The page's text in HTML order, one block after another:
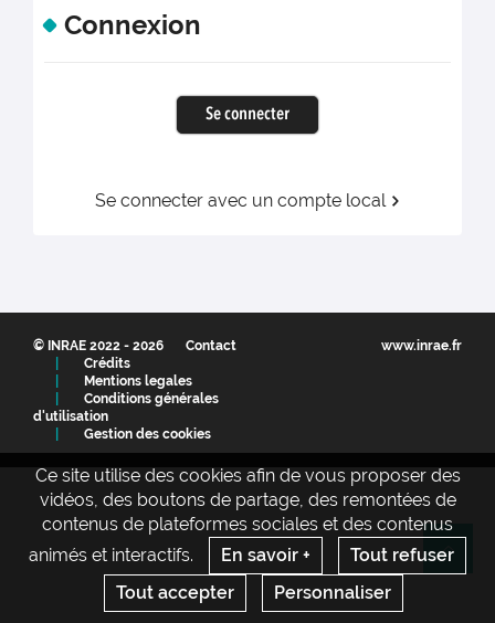
Connexion
Se connecter
Se connecter avec un compte local
Mot de passe :
Connexion
Ce site utilise des cookies afin de vous proposer des
vidéos, des boutons de partage, des remontées de
contenus de plateformes sociales et des contenus
animés et interactifs.
En savoir +
Tout refuser
Tout accepter
Personnaliser
© INRAE 2022 - 2026
Contact
Crédits
Mentions legales
Conditions générales
d'utilisation
Gestion des cookies
www.inrae.fr